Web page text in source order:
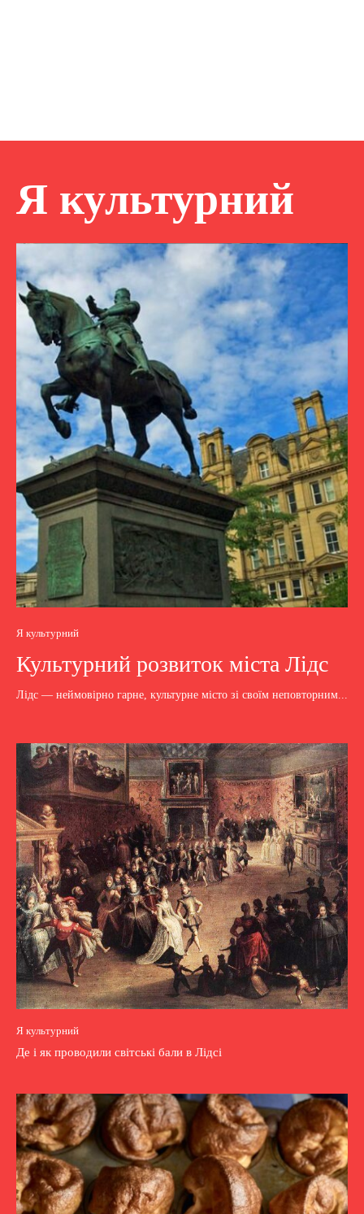
Я культурний
Я культурний
Культурний розвиток міста Лідс
Лідс — неймовірно гарне, культурне місто зі своїм неповторним...
Я культурний
Де і як проводили світські бали в Лідсі